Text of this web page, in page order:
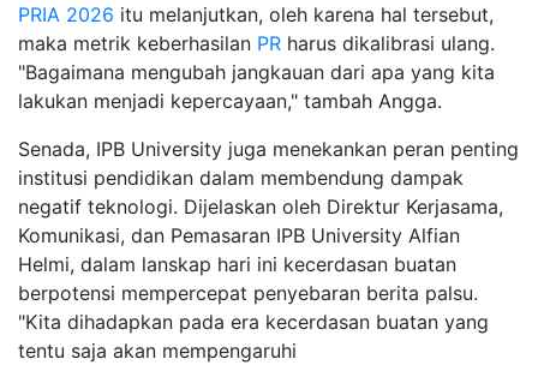
PRIA 2026 itu melanjutkan, oleh karena hal tersebut,
maka metrik keberhasilan PR harus dikalibrasi ulang.
"Bagaimana mengubah jangkauan dari apa yang kita
lakukan menjadi kepercayaan," tambah Angga.
Senada, IPB University juga menekankan peran penting
institusi pendidikan dalam membendung dampak
negatif teknologi. Dijelaskan oleh Direktur Kerjasama,
Komunikasi, dan Pemasaran IPB University Alfian
Helmi, dalam lanskap hari ini kecerdasan buatan
berpotensi mempercepat penyebaran berita palsu.
"Kita dihadapkan pada era kecerdasan buatan yang
tentu saja akan mempengaruhi